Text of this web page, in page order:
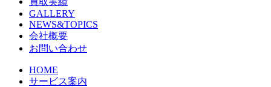
GALLERY
NEWS&TOPICS
会社概要
お問い合わせ
HOME
サービス案内